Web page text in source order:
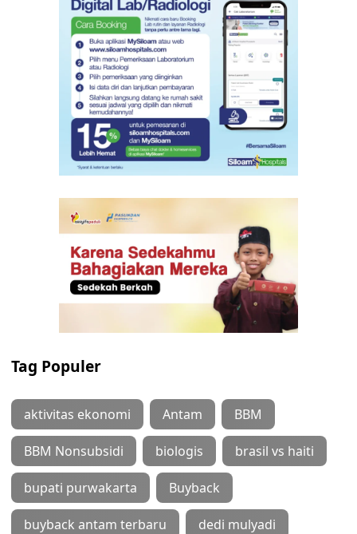
Tag Populer
aktivitas ekonomi Antam BBM
BBM Nonsubsidi biologis brasil vs haiti
bupati purwakarta Buyback
buyback antam terbaru dedi mulyadi